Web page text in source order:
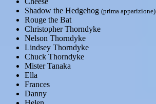
Shadow the Hedgehog (prima apparizione)
Rouge the Bat
Christopher Thorndyke
Nelson Thorndyke
Lindsey Thorndyke
Chuck Thorndyke
Mister Tanaka
Ella
Frances
Danny